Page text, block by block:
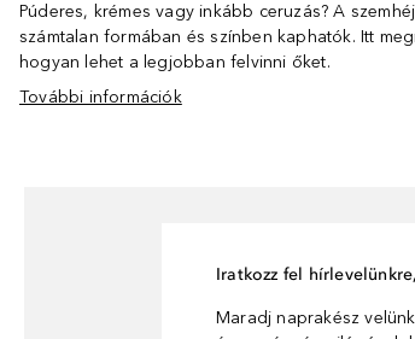
Púderes, krémes vagy inkább ceruzás? A
számtalan formában és színben kaphatók. Itt
hogyan lehet a legjobban felvinni őket.
További információk
Iratkozz fel
Maradj naprakész